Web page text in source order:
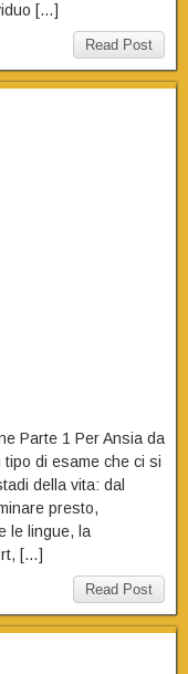
[…]
Read Post
Parte 1 Per Ansia da
di esame che ci si
della vita: dal
presto,
le lingue, la
[…]
Read Post